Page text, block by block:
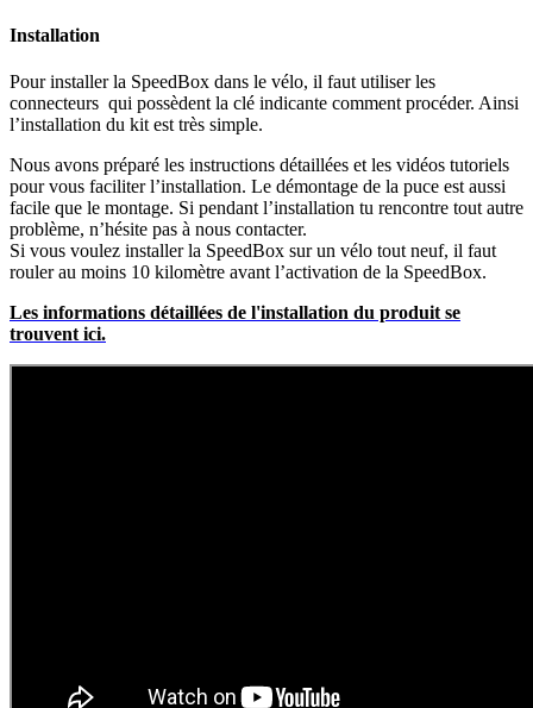
Installation
Pour installer la SpeedBox dans le vélo, il faut utiliser les
connecteurs qui possèdent la clé indicante comment procéder. Ainsi
l’installation du kit est très simple.
Nous avons préparé les instructions détaillées et les vidéos tutoriels
pour vous faciliter l’installation. Le démontage de la puce est aussi
facile que le montage. Si pendant l’installation tu rencontre tout autre
problème, n’hésite pas à nous contacter.
Si vous voulez installer la SpeedBox sur un vélo tout neuf, il faut
rouler au moins 10 kilomètre avant l’activation de la SpeedBox.
Les informations détaillées de l'installation du produit se
trouvent ici.